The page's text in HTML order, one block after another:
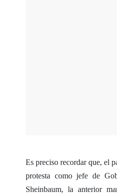
Es preciso recordar que, el
protesta como jefe de
Sheinbaum, la anterior